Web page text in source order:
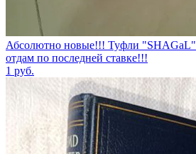
Абсолютно новые!!! Туфли
отдам по последней ставке!!!
1 руб.